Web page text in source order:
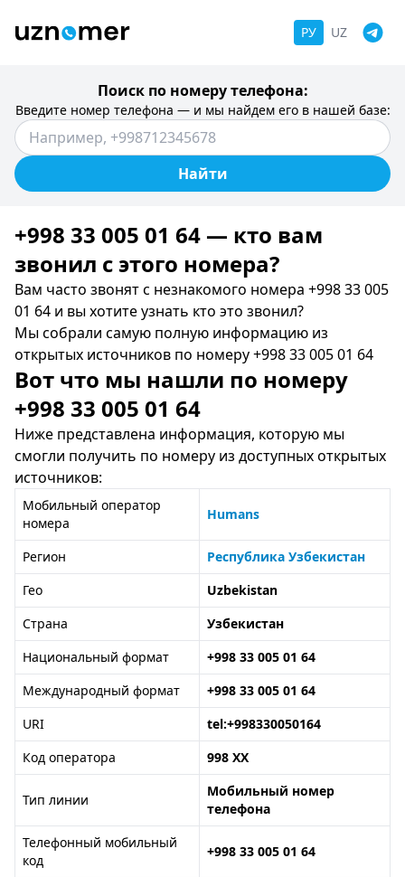
РУ UZ
Поиск по номеру телефона:
Введите номер телефона — и мы найдем его в нашей базе:
Найти
+998 33 005 01 64 — кто вам
звонил c этого номера?
Вам часто звонят с незнакомого номера +998 33 005
01 64 и вы хотите узнать кто это звонил?
Мы собрали самую полную информацию из
открытых источников по номеру +998 33 005 01 64
Вот что мы нашли по номеру
+998 33 005 01 64
Ниже представлена информация, которую мы
смогли получить по номеру из доступных открытых
источников:
Мобильный оператор
номера
Humans
Регион
Республика Узбекистан
Гео
Uzbekistan
Страна
Узбекистан
Национальный формат
+998 33 005 01 64
Международный формат
+998 33 005 01 64
URI
tel:+998330050164
Код оператора
998 XX
Тип линии
Мобильный номер
телефона
Телефонный мобильный
код
+998 33 005 01 64